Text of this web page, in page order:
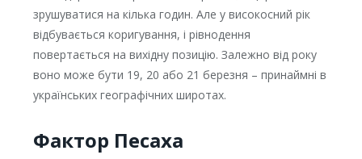
зрушуватися на кілька годин. Але у високосний рік
відбувається коригування, і рівнодення
повертається на вихідну позицію. Залежно від року
воно може бути 19, 20 або 21 березня – принаймні в
українських географічних широтах.
Фактор Песаха